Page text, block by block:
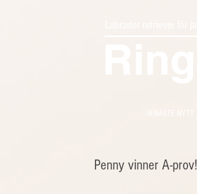
Penny vinner A-prov!